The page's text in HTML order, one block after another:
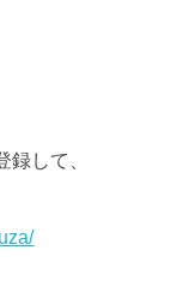
して、